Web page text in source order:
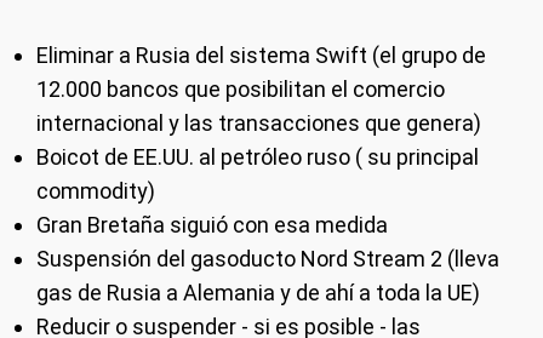
Eliminar a Rusia del sistema Swift (el grupo de
12.000 bancos que posibilitan el comercio
internacional y las transacciones que genera)
Boicot de EE.UU. al petróleo ruso ( su principal
commodity)
Gran Bretaña siguió con esa medida
Suspensión del gasoducto Nord Stream 2 (lleva
gas de Rusia a Alemania y de ahí a toda la UE)
Reducir o suspender - si es posible - las